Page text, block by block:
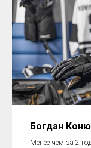
Богдан
Менее чем за 2